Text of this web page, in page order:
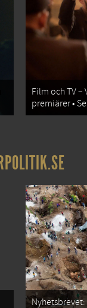
Film och TV –
premiärer •